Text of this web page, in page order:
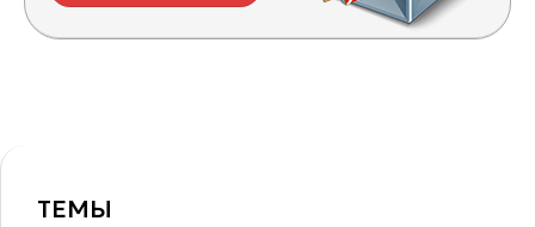
ТЕМЫ